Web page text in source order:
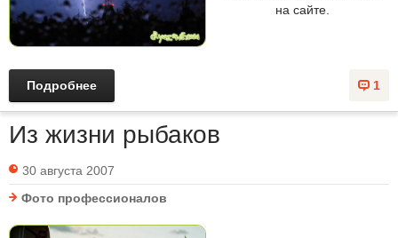
на сайте.
1
Подробнее
Из жизни рыбаков
30 августа 2007
Фото профессионалов